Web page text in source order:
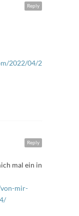
Reply
2022/04/22/freitags-
Reply
mal ein in
mir-